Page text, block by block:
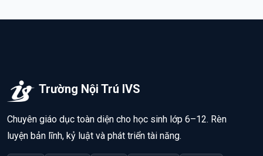
Trường Nội Trú IVS
Chuyên giáo dục toàn diện cho học sinh lớp 6–12. Rèn
luyện bản lĩnh, kỷ luật và phát triển tài năng.